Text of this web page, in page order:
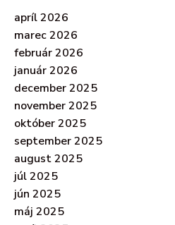
apríl 2026
marec 2026
február 2026
január 2026
december 2025
november 2025
október 2025
september 2025
august 2025
júl 2025
jún 2025
máj 2025